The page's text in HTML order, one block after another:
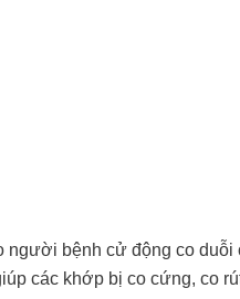
bệnh cử động co
các khớp bị co cứng, co